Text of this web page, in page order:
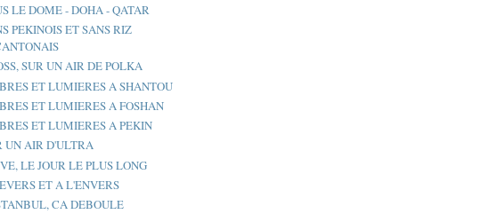
LE DOME - DOHA - QATAR
PEKINOIS ET SANS RIZ
SUR UN AIR DE POLKA
ET LUMIERES A SHANTOU
ET LUMIERES A FOSHAN
ET LUMIERES A PEKIN
UN AIR D'ULTRA
LE JOUR LE PLUS LONG
ET A L'ENVERS
CA DEBOULE